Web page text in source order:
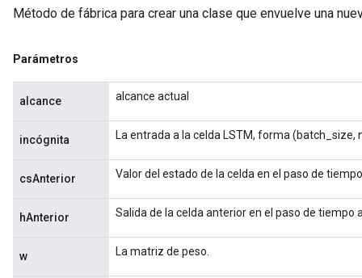
Método de fábrica para crear una clase que envuelve una
Parámetros
alcance alcance actual
incógnita La entrada a la celda LSTM, forma (batch_size,
csAnterior Valor del estado de la celda en el paso de
hAnterior Salida de la celda anterior en el paso de tiempo
w La matriz de peso.